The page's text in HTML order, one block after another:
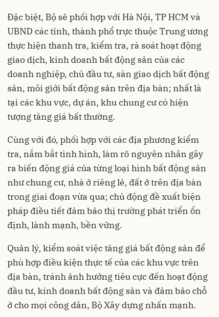
Đặc biệt, Bộ sẽ phối hợp với Hà Nội, TP HCM và
UBND các tỉnh, thành phổ trực thuộc Trung ương
thực hiện thanh tra, kiểm tra, rà soát hoạt động
giao dịch, kinh doanh bất động sản của các
doanh nghiệp, chủ đầu tư, sàn giao dịch bất động
sản, môi giới bất động sản trên địa bàn; nhất là
tại các khu vực, dự án, khu chung cư có hiện
tượng tăng giá bất thường.
Cùng với đó, phối hợp với các địa phương kiểm
tra, nắm bắt tình hình, làm rõ nguyên nhân gây
ra biến động giá của từng loại hình bất động sản
như chung cư, nhà ở riêng lẻ, đất ở trên địa bàn
trong giai đoạn vừa qua; chủ động đề xuất biện
pháp điều tiết đảm bảo thị trường phát triển ổn
định, lành mạnh, bền vững.
Quản lý, kiểm soát việc tăng giá bất động sản để
phù hợp điều kiện thực tế của các khu vực trên
địa bàn, tránh ảnh hưởng tiêu cực đến hoạt động
đầu tư, kinh doanh bất động sản và đảm bảo chỗ
ở cho mọi công dân, Bộ Xây dựng nhấn mạnh.